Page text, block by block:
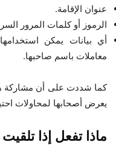
عنوان الإقامة.
الرموز أو كلمات المرور
أي بيانات يمكن
معاملات باسم صاحبها.
كما شددت على أن مشاركة
يعرض أصحابها لمحاولات
ماذا تفعل إذا